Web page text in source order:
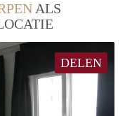
ALS
DELEN